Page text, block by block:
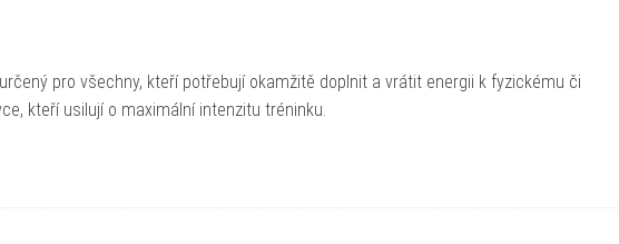
pro všechny, kteří potřebují okamžitě doplnit a vrátit energii k fyzickému či
kteří usilují o maximální intenzitu tréninku.